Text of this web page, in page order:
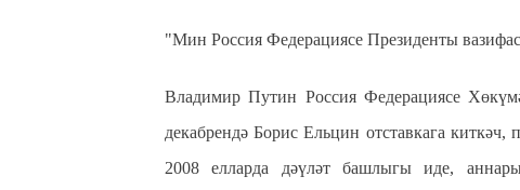
"Мин Россия Федерациясе Президенты
Владимир Путин Россия Федерациясе
декабрендә Борис Ельцин отставкага
2008 елларда дәүләт башлыгы иде,